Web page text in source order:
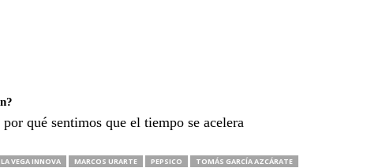
qué sentimos que el tiempo se acelera
LA VEGA INNOVA MARCOS URARTE PEPSICO TOMÁS GARCÍA AZCÁRATE